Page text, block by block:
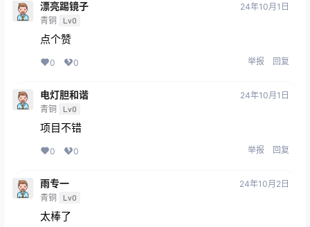
漂亮踢镜子
青铜 Lv0
24年10月1日
点个赞
0 0 举报 回复
电灯胆和谐
青铜 Lv0
24年10月1日
项目不错
0 0 举报 回复
雨专一
青铜 Lv0
24年10月2日
太棒了